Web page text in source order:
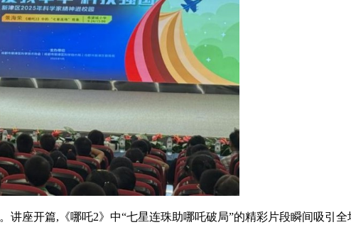
座开篇,《哪吒2》中“七星连珠助哪吒破局”的精彩片段瞬间吸引